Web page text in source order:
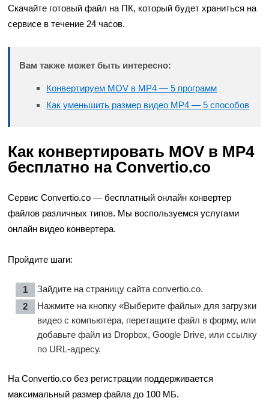
Скачайте готовый файл на ПК, который будет храниться на
сервисе в течение 24 часов.
Вам также может быть интересно:
Конвертируем MOV в MP4 — 5 программ
Как уменьшить размер видео MP4 — 5 способов
Как конвертировать MOV в MP4
бесплатно на Convertio.co
Сервис Convertio.co — бесплатный онлайн конвертер
файлов различных типов. Мы воспользуемся услугами
онлайн видео конвертера.
Пройдите шаги:
Зайдите на страницу сайта convertio.co.
Нажмите на кнопку «Выберите файлы» для загрузки
видео с компьютера, перетащите файл в форму, или
добавьте файл из Dropbox, Google Drive, или ссылку
по URL-адресу.
На Convertio.co без регистрации поддерживается
максимальный размер файла до 100 МБ.